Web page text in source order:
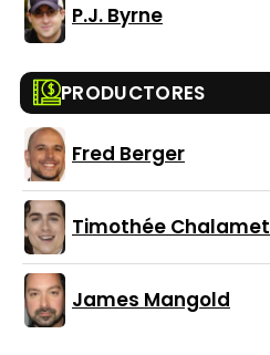
P.J. Byrne
PRODUCTORES
Fred Berger
Timothée Chalamet
James Mangold